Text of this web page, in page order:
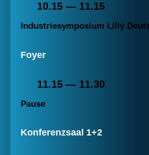
10.15 — 11.15
Industriesymposium Lilly
Foyer
11.15 — 11.30
Pause
Konferenzsaal 1+2